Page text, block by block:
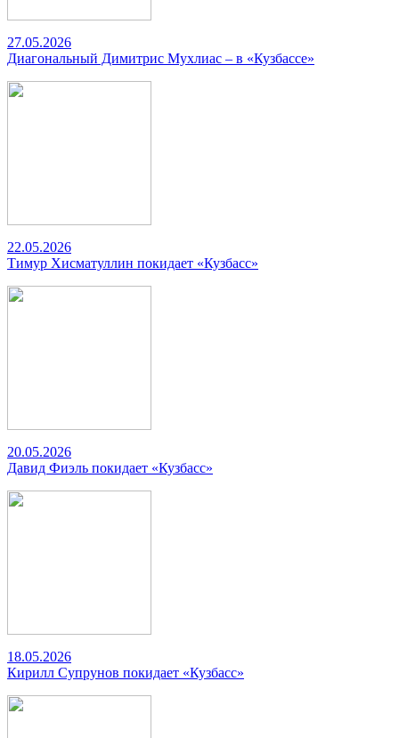
27.05.2026
Диагональный Димитрис Мухлиас – в «Кузбассе»
22.05.2026
Тимур Хисматуллин покидает «Кузбасс»
20.05.2026
Давид Фиэль покидает «Кузбасс»
18.05.2026
Кирилл Супрунов покидает «Кузбасс»